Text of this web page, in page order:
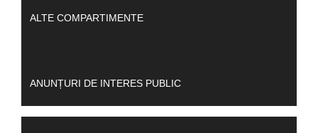
ALTE COMPARTIMENTE
ANUNȚURI DE INTERES PUBLIC